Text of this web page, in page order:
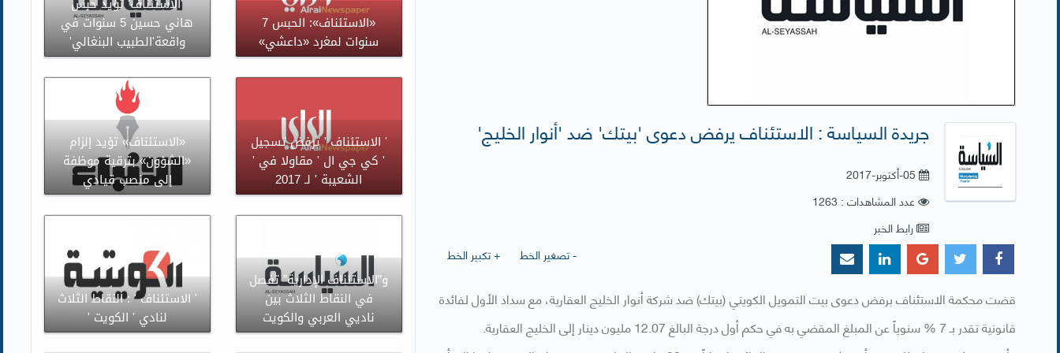
جريدة السياسة : الاستئناف يرفض دعوى 'بيتك' ضد 'أنوار الخليج'
05-أكتوبر-2017
عدد المشاهدات : 1263
رابط الخبر
+ تكبير الخط
- تصغير الخط
​قضت محكمة الاستئناف برفض دعوى بيت التمويل الكويتي (بيتك) ضد شركة أنوار الخليج العقارية، مع سداد الأول لفائدة
قانونية تقدر بـ 7 % سنوياً عن المبلغ المقضي به في حكم أول درجة البالغ 12.07 مليون دينار إلى الخليج العقارية.
هاني حسين 5 سنوات في
واقعة'الطبيب البنغالي'
«الاستئناف»: الحبس 7
سنوات لمغرد «داعشي»
«الاستئناف» تؤيد إلزام
«الشؤون» بترقية موظفة
إلى منصب قيادي
' الاستئناف ' ترفض تسجيل
' كي جي ال ' مقاولا في '
الشعيبة ' لـ 2017
' الاستئناف ' : النقاط الثلاث
لنادي ' الكويت '
و”الاستئناف الإدارية” تفصل
في النقاط الثلاث بين
ناديي العربي والكويت